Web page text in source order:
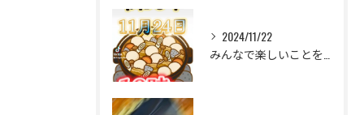
2024/11/22